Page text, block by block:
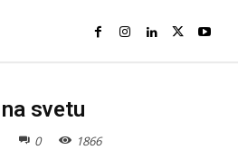
svetu
0 1866